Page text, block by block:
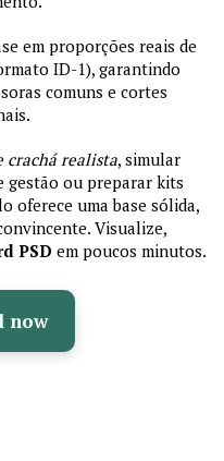
em proporções reais de
ID-1), garantindo
comuns e cortes
crachá realista, simular
gestão ou preparar kits
oferece uma base sólida,
Visualize,
PSD em poucos minutos.
now